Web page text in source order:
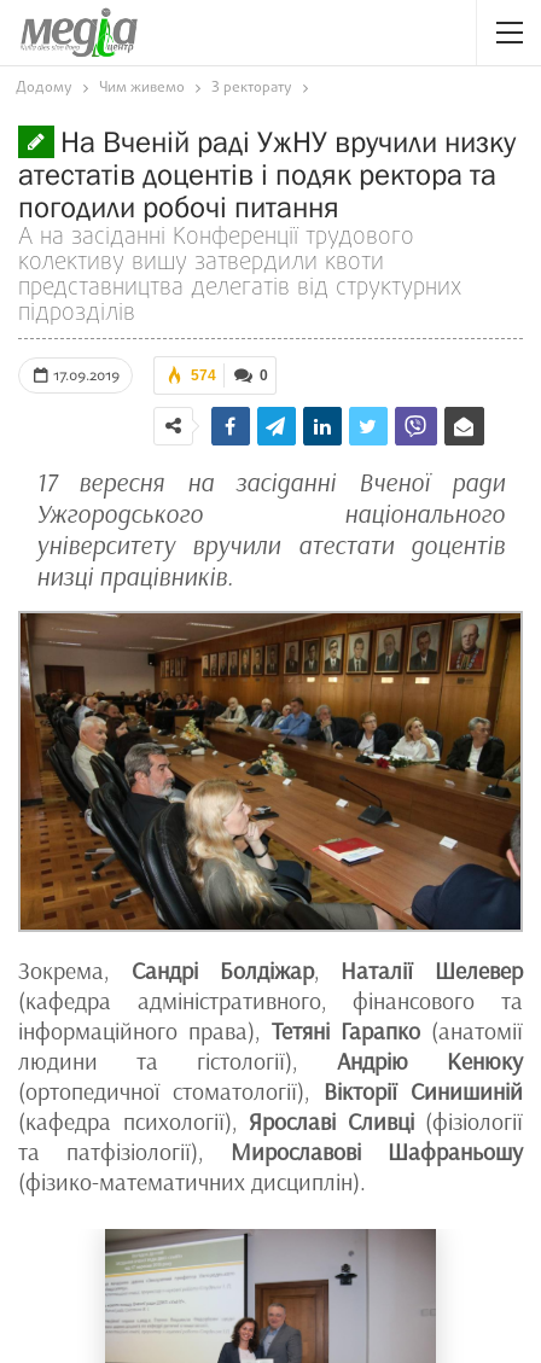
Додому Чим живемо З ректорату
На Вченій раді УжНУ вручили низку
атестатів доцентів і подяк ректора та
погодили робочі питання
А на засіданні Конференції трудового
колективу вишу затвердили квоти
представництва делегатів від структурних
підрозділів
17.09.2019 0
574
17 вересня на засіданні Вченої ради
Ужгородського національного
університету вручили атестати доцентів
низці працівників.
Зокрема, Сандрі Болдіжар, Наталії Шелевер
(кафедра адміністративного, фінансового та
інформаційного права), Тетяні Гарапко (анатомії
людини та гістології), Андрію Кенюку
(ортопедичної стоматології), Вікторії Синишиній
(кафедра психології), Ярославі Сливці(фізіології
та патфізіології), Мирославові Шафраньошу
(фізико-математичних дисциплін).